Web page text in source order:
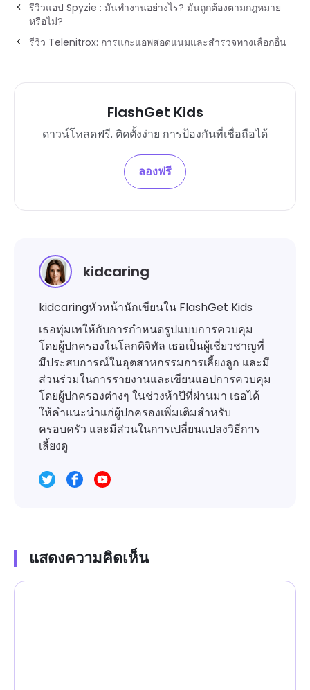
รีวิวแอป Spyzie : มันทำงานอย่างไร? มันถูกต้องตามกฎหมาย
หรือไม่?
รีวิว Telenitrox: การแกะแอพสอดแนมและสำรวจทางเลือกอื่น
FlashGet Kids
ดาวน์โหลดฟรี. ติดตั้งง่าย การป้องกันที่เชื่อถือได้
ลองฟรี
kidcaring
kidcaringหัวหน้านักเขียนใน FlashGet Kids
เธอทุ่มเทให้กับการกำหนดรูปแบบการควบคุม
โดยผู้ปกครองในโลกดิจิทัล เธอเป็นผู้เชี่ยวชาญที่
มีประสบการณ์ในอุตสาหกรรมการเลี้ยงลูก และมี
ส่วนร่วมในการรายงานและเขียนแอปการควบคุม
โดยผู้ปกครองต่างๆ ในช่วงห้าปีที่ผ่านมา เธอได้
ให้คำแนะนำแก่ผู้ปกครองเพิ่มเติมสำหรับ
ครอบครัว และมีส่วนในการเปลี่ยนแปลงวิธีการ
เลี้ยงดู
แสดงความคิดเห็น